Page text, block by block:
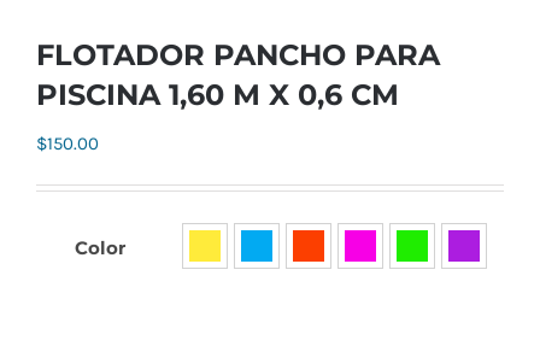
FLOTADOR PANCHO PARA
PISCINA 1,60 M X 0,6 CM
$150.00
Color